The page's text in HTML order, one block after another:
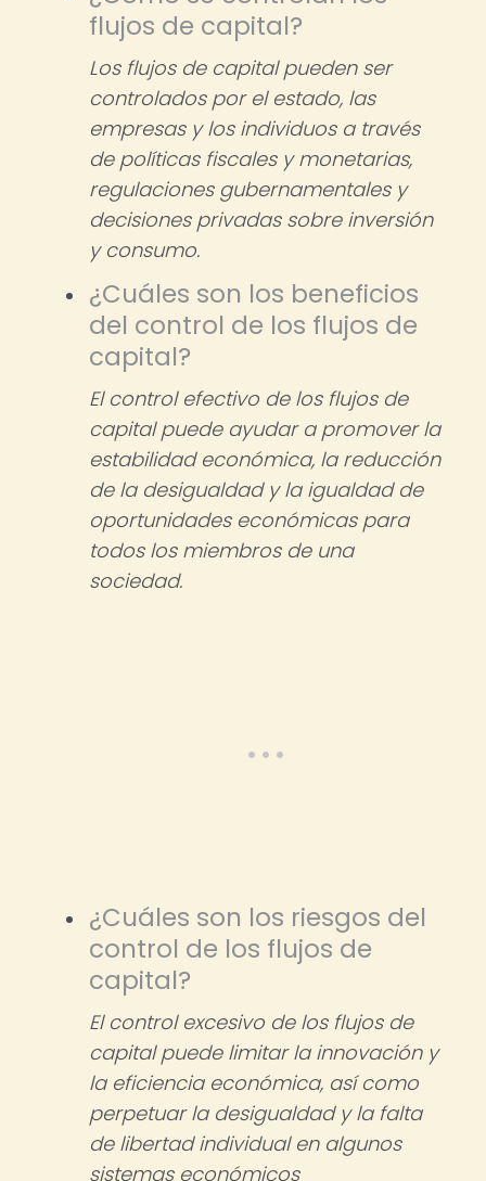
flujos de capital?
Los flujos de capital pueden ser
controlados por el estado, las
empresas y los individuos a través
de políticas fiscales y monetarias,
regulaciones gubernamentales y
decisiones privadas sobre inversión
y consumo.
¿Cuáles son los beneficios
del control de los flujos de
capital?
El control efectivo de los flujos de
capital puede ayudar a promover la
estabilidad económica, la reducción
de la desigualdad y la igualdad de
oportunidades económicas para
todos los miembros de una
sociedad.
¿Cuáles son los riesgos del
control de los flujos de
capital?
El control excesivo de los flujos de
capital puede limitar la innovación y
la eficiencia económica, así como
perpetuar la desigualdad y la falta
de libertad individual en algunos
sistemas económicos